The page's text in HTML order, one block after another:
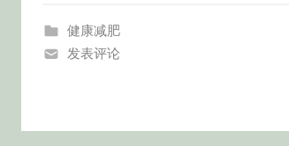
健康减肥
发表评论